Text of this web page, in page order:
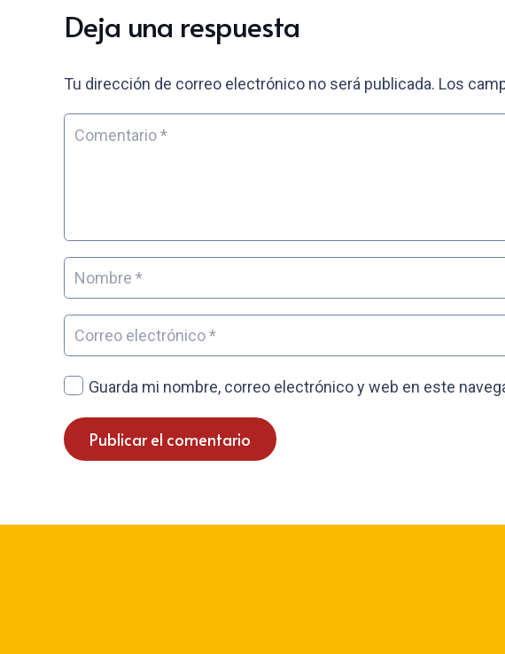
Deja una respuesta
Tu dirección de correo electrónico no será publicada. Los
Guarda mi nombre, correo electrónico y web en este
Publicar el comentario